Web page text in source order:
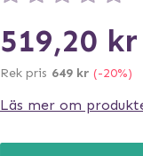
519,20 kr
Rek pris 649 kr (-20%)
Läs mer om